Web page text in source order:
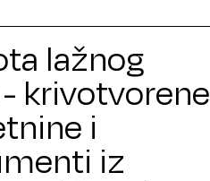
lažnog
krivotvorene
i
iz